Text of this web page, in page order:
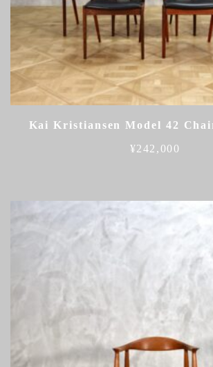
Kai Kristiansen Model 42
¥242,000